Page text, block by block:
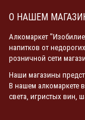
О НАШЕМ
Алкомаркет
напитков от
розничной сети
Наши магазины
В нашем алкомаркете
света, игристых вин,